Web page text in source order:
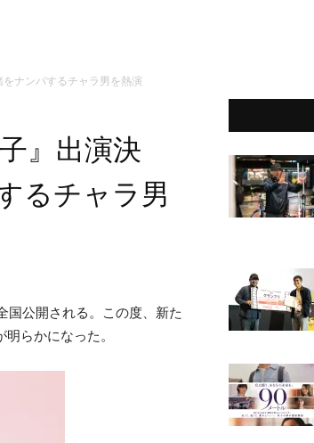
ナンパするチャラ男を熱演
』出演決
るチャラ男
国公開される。この度、新た
らかになった。